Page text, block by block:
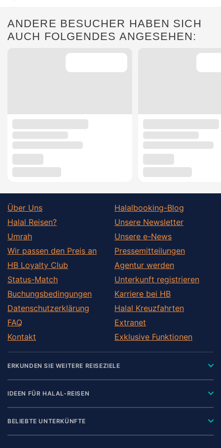
ANDERE BESUCHER HABEN SICH
AUCH FOLGENDES ANGESEHEN:
Über Uns
Halal Reisen?
Umrah
Wir passen den Preis an
HB Loyalty Club
Status-Match
Buchungsbedingungen
Datenschutzerklärung
FAQ
Kontakt
Halalbooking-Blog
Unsere Newsletter
Unsere e-News
Pressemitteilungen
Agentur werden
Unterkunft registrieren
Karriere bei HB
Halal Kreuzfahrten
Extranet
Exklusive Funktionen
ERKUNDEN SIE WEITERE REISEZIELE
IDEEN FÜR HALAL-REISEN
BELIEBTE UNTERKÜNFTE